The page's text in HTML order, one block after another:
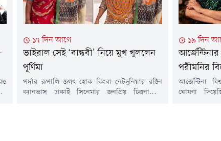
১৭ দিন আগে
ভাইরাল সেই ‘বান্ধবী’ নিয়ে মুখ খুললেন
পূর্ণিমা
পর্দার রূপালি জগৎ হোক কিংবা নেটদুনিয়ার রঙিন
ক্যানভাস ঢাকাই সিনেমার জনপ্রিয় চিত্রনায়িকা
১৯ দিন
পরীমনির
আর্জেন্টিনা
ঘোষণা